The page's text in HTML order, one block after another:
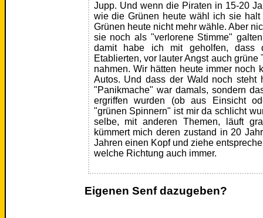
Jupp. Und wenn die Piraten in 15-20
wie die Grünen heute wähl ich sie
Grünen heute nicht mehr wähle. Aber
sie noch als "verlorene Stimme"
damit habe ich mit geholfen, dass
Etablierten, vor lauter Angst auch
nahmen. Wir hätten heute immer noch
Autos. Und dass der Wald noch steht
"Panikmache" war damals, sondern
ergriffen wurden (ob aus Einsicht
"grünen Spinnern" ist mir da schlicht
selbe, mit anderen Themen, läuft
kümmert mich deren zustand in 20
Jahren einen Kopf und ziehe
welche Richtung auch immer.
Eigenen Senf dazugeben?